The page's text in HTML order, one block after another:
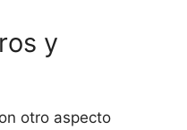
y
otro aspecto